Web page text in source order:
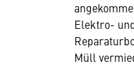
Elektro-
Müll